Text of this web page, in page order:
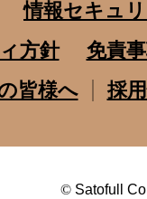
情報セキュ
方針
免責
皆様へ
採
© Satofull